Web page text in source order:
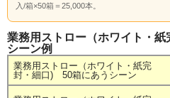
入/箱×50箱＝25,000本。
業務用ストロー（ホワイト・
シーン例
業務用ストロー（ホワイト・紙完
封・細口) 50箱にあうシーン